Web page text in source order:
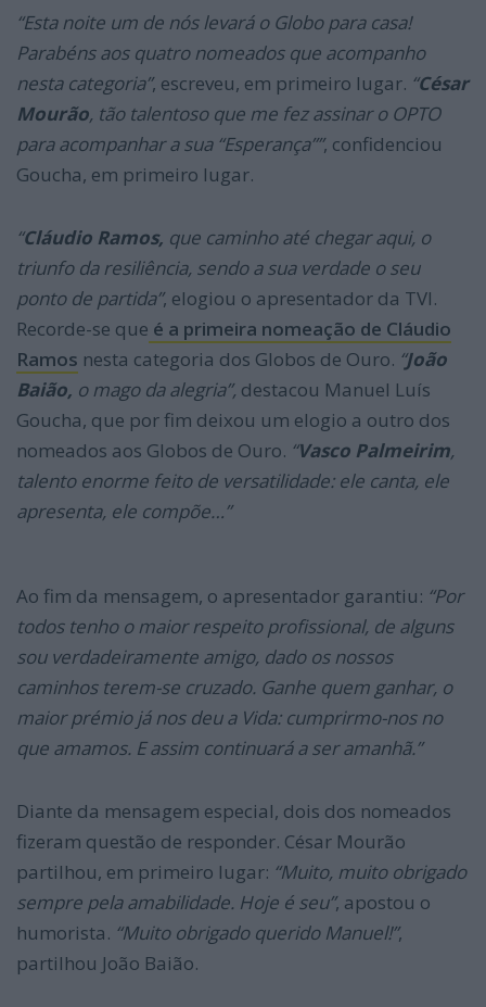
“Esta noite um de nós levará o Globo para casa!
Parabéns aos quatro nomeados que acompanho
nesta categoria”, escreveu, em primeiro lugar. “César
Mourão, tão talentoso que me fez assinar o OPTO
para acompanhar a sua “Esperança””, confidenciou
Goucha, em primeiro lugar.
“Cláudio Ramos, que caminho até chegar aqui, o
triunfo da resiliência, sendo a sua verdade o seu
ponto de partida”, elogiou o apresentador da TVI.
Recorde-se que é a primeira nomeação de Cláudio
Ramos nesta categoria dos Globos de Ouro. “João
Baião, o mago da alegria”, destacou Manuel Luís
Goucha, que por fim deixou um elogio a outro dos
nomeados aos Globos de Ouro. “Vasco Palmeirim,
talento enorme feito de versatilidade: ele canta, ele
apresenta, ele compõe…”
Ao fim da mensagem, o apresentador garantiu: “Por
todos tenho o maior respeito profissional, de alguns
sou verdadeiramente amigo, dado os nossos
caminhos terem-se cruzado. Ganhe quem ganhar, o
maior prémio já nos deu a Vida: cumprirmo-nos no
que amamos. E assim continuará a ser amanhã.”
Diante da mensagem especial, dois dos nomeados
fizeram questão de responder. César Mourão
partilhou, em primeiro lugar: “Muito, muito obrigado
sempre pela amabilidade. Hoje é seu”, apostou o
humorista. “Muito obrigado querido Manuel!”,
partilhou João Baião.